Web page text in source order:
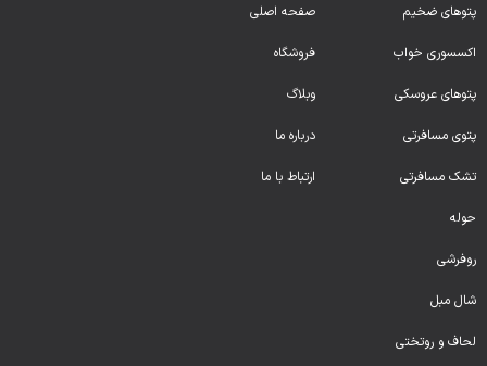
پتوهای ضخیم
اکسسوری خواب
پتوهای عروسکی
پتوی مسافرتی
تشک مسافرتی
حوله
روفرشی
شال مبل
لحاف و روتختی
صفحه اصلی
فروشگاه
وبلاگ
درباره ما
ارتباط با ما